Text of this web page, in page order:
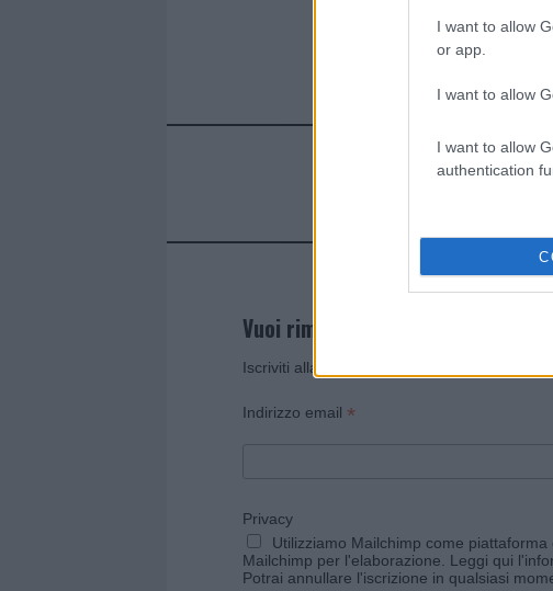
I want to allow
or app.
I want to allow
I want to allow
authentication
Vuoi rimanere sempre aggiornato?
Iscriviti alla newsletter di Gallura Oggi e
Indirizzo email *
Privacy
Utilizziamo Mailchimp come
Mailchimp per l'elaborazione. Leggi qui
Potrai annullare l'iscrizione in qualsiasi